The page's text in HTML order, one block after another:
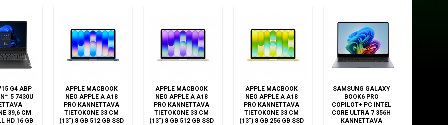
G4 ABP
5 7430U
39,6 CM
HD 16 GB
APPLE MACBOOK
NEO APPLE A A18
PRO KANNETTAVA
TIETOKONE 33 CM
(13") 8 GB 512 GB SSD
APPLE MACBOOK
NEO APPLE A A18
PRO KANNETTAVA
TIETOKONE 33 CM
(13") 8 GB 512 GB SSD
APPLE MACBOOK
NEO APPLE A A18
PRO KANNETTAVA
TIETOKONE 33 CM
(13") 8 GB 256 GB SSD
SAMSUNG GALAXY
BOOK6 PRO
COPILOT+ PC INTEL
CORE ULTRA 7 356H
KANNETTAVA